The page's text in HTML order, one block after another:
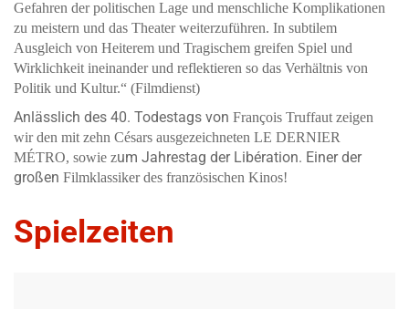
Gefahren der politischen Lage und menschliche Komplikationen
zu meistern und das Theater weiterzuführen. In subtilem
Ausgleich von Heiterem und Tragischem greifen Spiel und
Wirklichkeit ineinander und reflektieren so das Verhältnis von
Politik und Kultur.“ (Filmdienst)
Anlässlich des 40. Todestags von François Truffaut zeigen
wir den mit zehn Césars ausgezeichneten LE DERNIER
MÉTRO, sowie zum Jahrestag der Libération. Einer der
großen Filmklassiker des französischen Kinos!
Spielzeiten